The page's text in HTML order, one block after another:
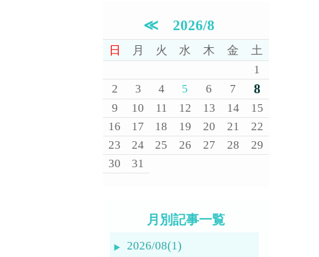
≪2026/8
日 月 火 水 木 金
土
1
2
3 4 5 6 7 8
9 10 11 12 13 14
15
16
17 18 19 20 21
22
23
24 25 26 27 28
29
30
31
月別記事一覧
2026/08(1)